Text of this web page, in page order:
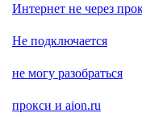
Интернет не через
Не подключается
не могу разобраться
прокси и aion.ru